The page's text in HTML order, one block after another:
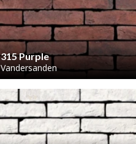
315 Purple
Vandersanden